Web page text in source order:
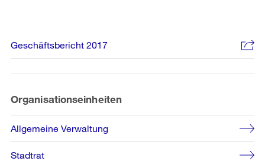
Weitere
Informationen
Geschäftsbericht 2017
Organisationseinheiten
Allgemeine Verwaltung
Stadtrat